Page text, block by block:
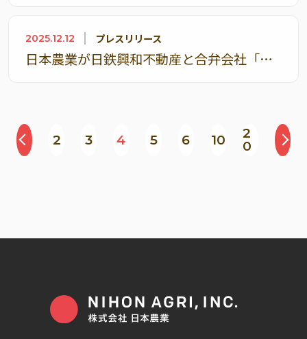
2025.12.12 プレスリリース
日本農業が日鉄興和不動産と合弁会社「日鉄興和不動産農業」を設立 第1弾は北海道室蘭市にて高密植栽培によるりんご生産を開始
2 3 4 5 6 10
2
0